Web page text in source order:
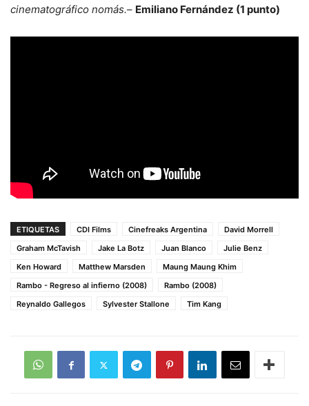
cinematográfico nomás.– Emiliano Fernández (1 punto)
ETIQUETAS CDI Films Cinefreaks Argentina
David Morrell
Graham McTavish
Jake La Botz Juan Blanco
Julie Benz
Ken Howard
Matthew Marsden
Maung Maung Khim
Rambo - Regreso al infierno (2008)
Rambo (2008)
Reynaldo Gallegos
Sylvester Stallone Tim Kang